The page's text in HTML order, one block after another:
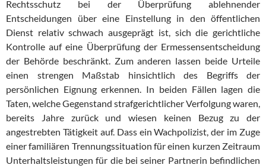
Rechtsschutz bei der Überprüfung ablehnender
Entscheidungen über eine Einstellung in den öffentlichen
Dienst relativ schwach ausgeprägt ist, sich die gerichtliche
Kontrolle auf eine Überprüfung der Ermessensentscheidung
der Behörde beschränkt. Zum anderen lassen beide Urteile
einen strengen Maßstab hinsichtlich des Begriffs der
persönlichen Eignung erkennen. In beiden Fällen lagen die
Taten, welche Gegenstand strafgerichtlicher Verfolgung waren,
bereits Jahre zurück und wiesen keinen Bezug zu der
angestrebten Tätigkeit auf. Dass ein Wachpolizist, der im Zuge
einer familiären Trennungssituation für einen kurzen Zeitraum
Unterhaltsleistungen für die bei seiner Partnerin befindlichen